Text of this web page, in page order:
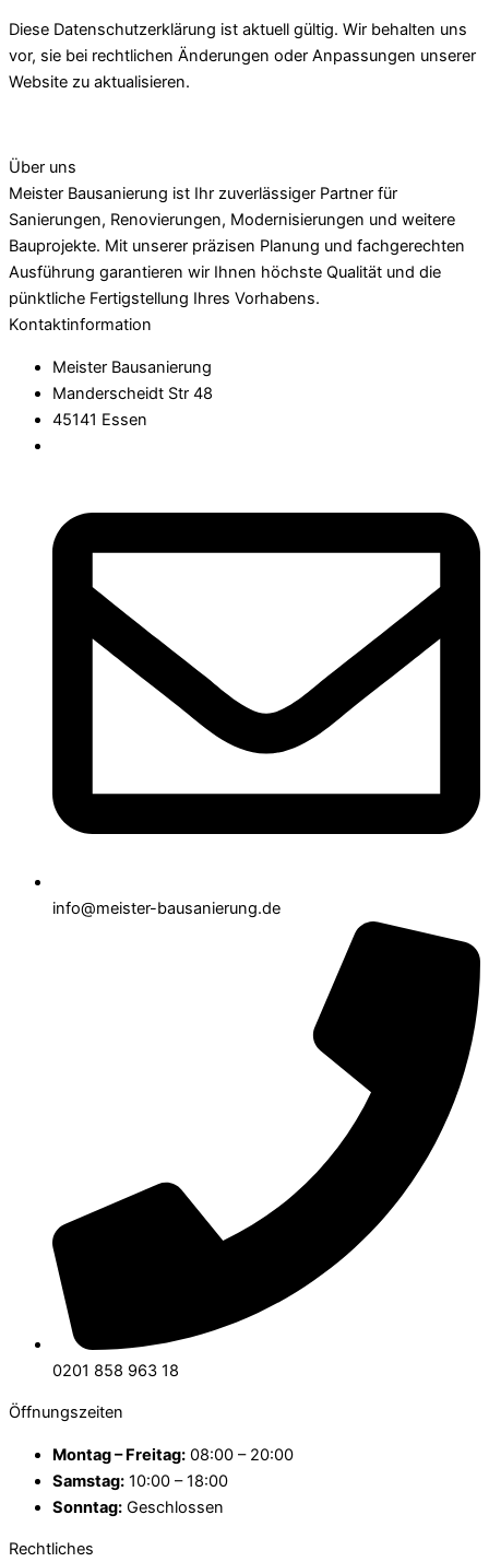
Diese Datenschutzerklärung ist aktuell gültig. Wir behalten uns
vor, sie bei rechtlichen Änderungen oder Anpassungen unserer
Website zu aktualisieren.
Über uns
Meister Bausanierung ist Ihr zuverlässiger Partner für
Sanierungen, Renovierungen, Modernisierungen und weitere
Bauprojekte. Mit unserer präzisen Planung und fachgerechten
Ausführung garantieren wir Ihnen höchste Qualität und die
pünktliche Fertigstellung Ihres Vorhabens.
Kontaktinformation
Meister Bausanierung
Manderscheidt Str 48
45141 Essen
info@meister-bausanierung.de
0201 858 963 18
Öffnungszeiten
Montag – Freitag: 08:00 – 20:00
Samstag: 10:00 – 18:00
Sonntag: Geschlossen
Rechtliches